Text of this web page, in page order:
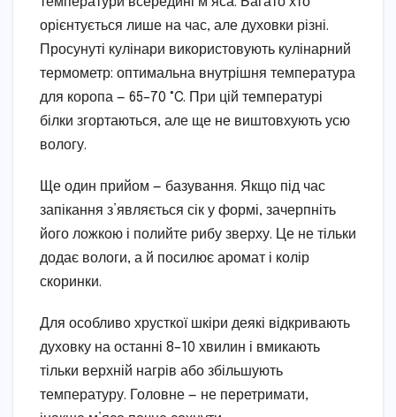
орієнтується лише на час, але духовки різні.
Просунуті кулінари використовують кулінарний
термометр: оптимальна внутрішня температура
для коропа — 65–70 °C. При цій температурі
білки згортаються, але ще не виштовхують усю
вологу.
Ще один прийом — базування. Якщо під час
запікання з’являється сік у формі, зачерпніть
його ложкою і полийте рибу зверху. Це не тільки
додає вологи, а й посилює аромат і колір
скоринки.
Для особливо хрусткої шкіри деякі відкривають
духовку на останні 8–10 хвилин і вмикають
тільки верхній нагрів або збільшують
температуру. Головне — не перетримати,